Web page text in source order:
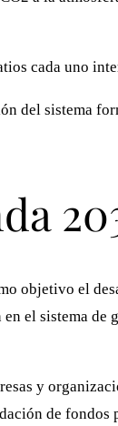
cada uno
del sistema
objetivo el
el sistema
y
de